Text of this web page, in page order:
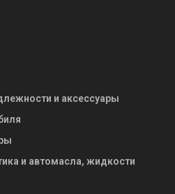
и аксессуары
и автомасла, жидкости